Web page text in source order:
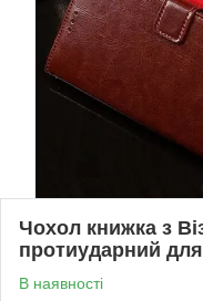
Чохол книжка з
протиударний
В наявності